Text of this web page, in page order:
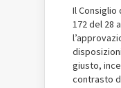
Il Consiglio
172 del 28
giusto,
contrasto